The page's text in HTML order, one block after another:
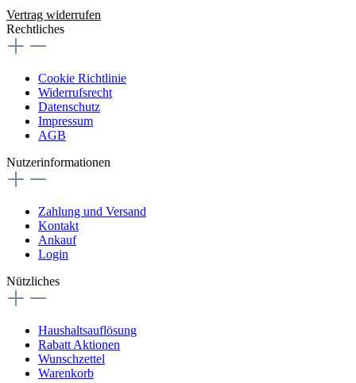
Vertrag widerrufen
Rechtliches
Cookie Richtlinie
Widerrufsrecht
Datenschutz
Impressum
AGB
Nutzerinformationen
Zahlung und Versand
Kontakt
Ankauf
Login
Nützliches
Haushaltsauflösung
Rabatt Aktionen
Wunschzettel
Warenkorb